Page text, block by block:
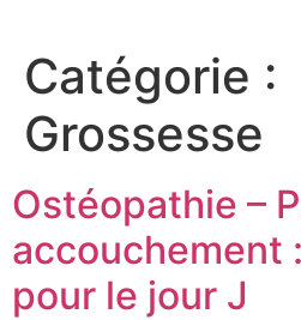
Catégorie :
Grossesse
Ostéopathie –
accouchement
pour le jour J